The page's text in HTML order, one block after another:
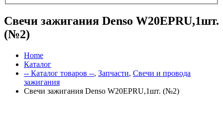
Свечи зажигания Denso W20EPRU,1шт.
(№2)
Home
Каталог
-- Каталог товаров --, Запчасти, Свечи и провода
зажигания
Свечи зажигания Denso W20EPRU,1шт. (№2)